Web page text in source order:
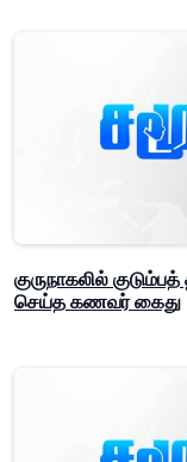
குருநாகலில்
செய்த கணவர் கைது